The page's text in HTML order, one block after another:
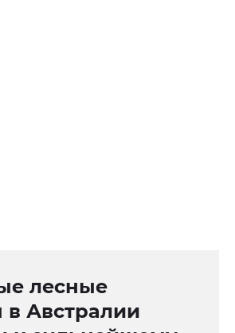
лесные
Австралии